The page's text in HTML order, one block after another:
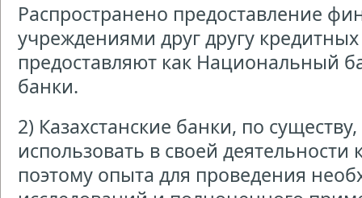
Распространено предоставление
учреждениями друг другу
предоставляют как Национальный
банки.
2) Казахстанские банки, по
использовать в своей
поэтому опыта для проведения